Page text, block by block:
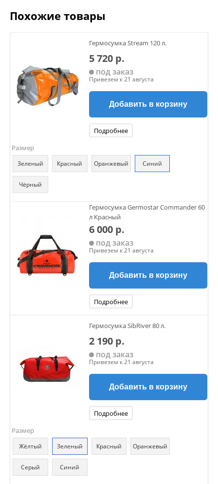
Похожие товары
Гермосумка Stream 120 л.
5 720 р.
под заказ
Привезем к 21 августа
Добавить в корзину
Подробнее
Размер
Зеленый Красный Оранжевый Синий
Чёрный
Гермосумка Germostar Commander 60
л Красный
6 000 р.
под заказ
Привезем к 21 августа
Добавить в корзину
Подробнее
Гермосумка SibRiver 80 л.
2 190 р.
под заказ
Привезем к 21 августа
Добавить в корзину
Подробнее
Размер
Жёлтый Зеленый Красный Оранжевый
Серый Синий